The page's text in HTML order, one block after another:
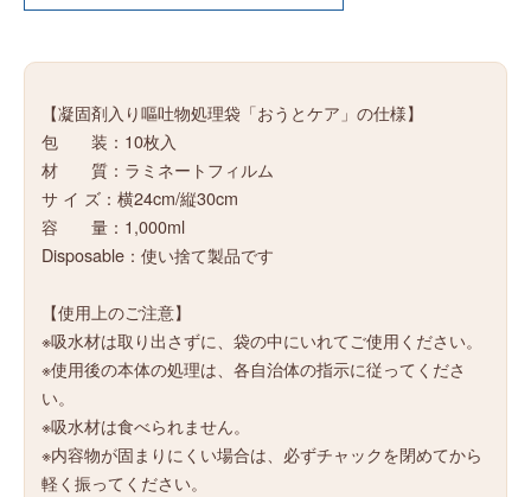
【凝固剤入り嘔吐物処理袋「おうとケア」の仕様】
包 装：10枚入
材 質：ラミネートフィルム
サ イ ズ：横24cm/縦30cm
容 量：1,000ml
Disposable：使い捨て製品です
【使用上のご注意】
※吸水材は取り出さずに、袋の中にいれてご使用ください。
※使用後の本体の処理は、各自治体の指示に従ってくださ
い。
※吸水材は食べられません。
※内容物が固まりにくい場合は、必ずチャックを閉めてから
軽く振ってください。